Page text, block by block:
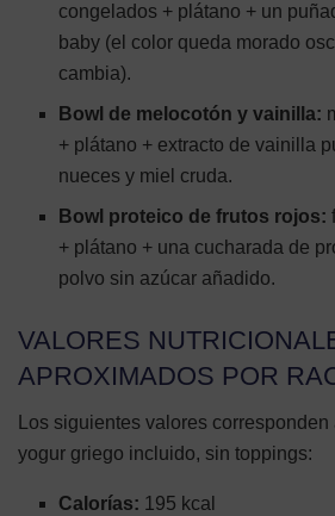
congelados + plátano + un
baby (el color queda morado
cambia).
Bowl de melocotón y vainilla:
+ plátano + extracto de vainilla
nueces y miel cruda.
Bowl proteico de frutos rojos:
+ plátano + una cucharada de
polvo sin azúcar añadido.
VALORES
APROXIMADOS POR
Los siguientes valores
yogur griego incluido, sin toppings:
Calorías: 195 kcal